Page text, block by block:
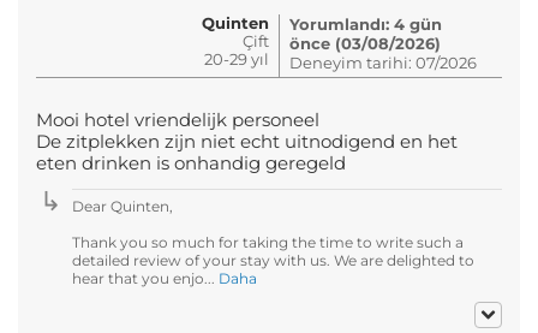
Quinten
Çift
20-29 yıl
Yorumlandı: 4 gün
önce (03/08/2026)
Deneyim tarihi: 07/2026
Mooi hotel vriendelijk personeel
De zitplekken zijn niet echt uitnodigend en het
eten drinken is onhandig geregeld
Dear Quinten,
Thank you so much for taking the time to write such a
detailed review of your stay with us. We are delighted to
hear that you enjo... Daha